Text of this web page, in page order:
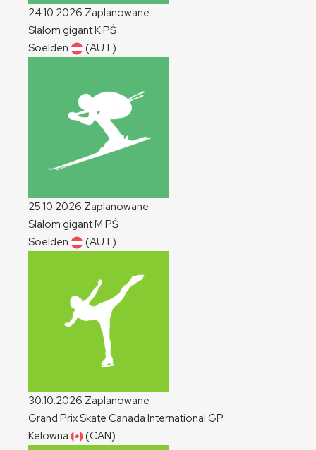
24.10.2026 Zaplanowane
Slalom gigantKPŚ
Soelden
(AUT)
25.10.2026 Zaplanowane
Slalom gigantM PŚ
Soelden
(AUT)
30.10.2026 Zaplanowane
Grand Prix Skate Canada International GP
Kelowna
(CAN)